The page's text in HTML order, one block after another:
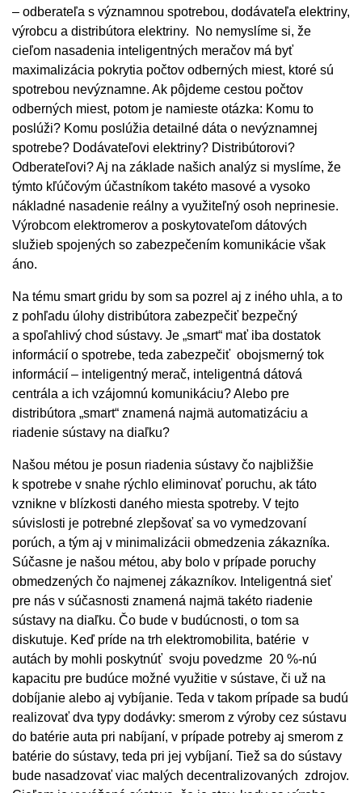
– odberateľa s významnou spotrebou, dodávateľa elektriny,
výrobcu a distribútora elektriny. No nemyslíme si, že
cieľom nasadenia inteligentných meračov má byť
maximalizácia pokrytia počtov odberných miest, ktoré sú
spotrebou nevýznamne. Ak pôjdeme cestou počtov
odberných miest, potom je namieste otázka: Komu to
poslúži? Komu poslúžia detailné dáta o nevýznamnej
spotrebe? Dodávateľovi elektriny? Distribútorovi?
Odberateľovi? Aj na základe našich analýz si myslíme, že
týmto kľúčovým účastníkom takéto masové a vysoko
nákladné nasadenie reálny a využiteľný osoh neprinesie.
Výrobcom elektromerov a poskytovateľom dátových
služieb spojených so zabezpečením komunikácie však
áno.
Na tému smart gridu by som sa pozrel aj z iného uhla, a to
z pohľadu úlohy distribútora zabezpečiť bezpečný
a spoľahlivý chod sústavy. Je „smart“ mať iba dostatok
informácií o spotrebe, teda zabezpečiť obojsmerný tok
informácií – inteligentný merač, inteligentná dátová
centrála a ich vzájomnú komunikáciu? Alebo pre
distribútora „smart“ znamená najmä automatizáciu a
riadenie sústavy na diaľku?
Našou métou je posun riadenia sústavy čo najbližšie
k spotrebe v snahe rýchlo eliminovať poruchu, ak táto
vznikne v blízkosti daného miesta spotreby. V tejto
súvislosti je potrebné zlepšovať sa vo vymedzovaní
porúch, a tým aj v minimalizácii obmedzenia zákazníka.
Súčasne je našou métou, aby bolo v prípade poruchy
obmedzených čo najmenej zákazníkov. Inteligentná sieť
pre nás v súčasnosti znamená najmä takéto riadenie
sústavy na diaľku. Čo bude v budúcnosti, o tom sa
diskutuje. Keď príde na trh elektromobilita, batérie v
autách by mohli poskytnúť svoju povedzme 20 %-nú
kapacitu pre budúce možné využitie v sústave, či už na
dobíjanie alebo aj vybíjanie. Teda v takom prípade sa budú
realizovať dva typy dodávky: smerom z výroby cez sústavu
do batérie auta pri nabíjaní, v prípade potreby aj smerom z
batérie do sústavy, teda pri jej vybíjaní. Tiež sa do sústavy
bude nasadzovať viac malých decentralizovaných zdrojov.